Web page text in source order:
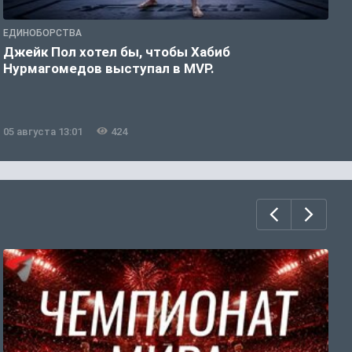
ЕДИНОБОРСТВА
Джейк Пол хотел бы, чтобы Хабиб
Нурмагомедов выступал в MVP.
05 августа 13:01 424